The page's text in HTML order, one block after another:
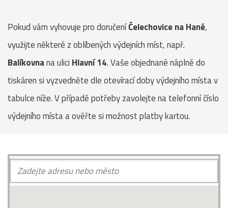
Pokud vám vyhovuje pro doručeníČelechovice na Hané,
využijte některé z oblíbených výdejních míst, např.
Balíkovnana ulici Hlavní 14. Vaše objednané náplně do
tiskáren si vyzvedněte dle otevírací doby výdejního místa v
tabulce níže. V případě potřeby zavolejte na telefonní číslo
výdejního místa a ověřte si možnost platby kartou.